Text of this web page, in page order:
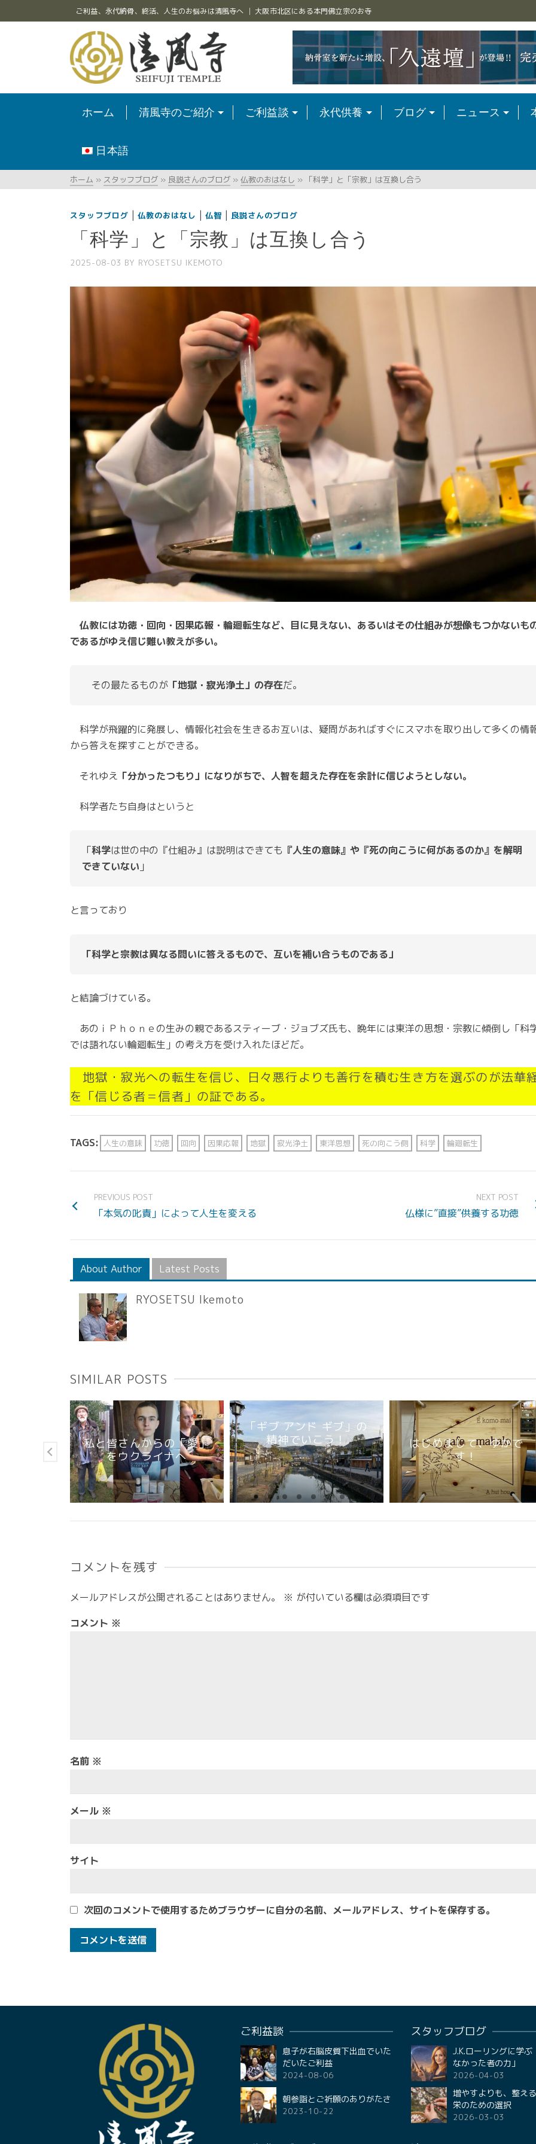
ご利益、永代納骨、終活、人生のお悩みは清風寺へ │ 大阪市北区にある本門佛立宗のお寺
ホーム 清風寺のご紹介 ご利益談 永代供養 ブログ ニュース
日本語
ホーム » スタッフブログ » 良説さんのブログ » 仏教のおはなし » 「科学」と「宗教」は互換し合う
スタッフブログ | 仏教のおはなし | 仏智 | 良説さんのブログ
「科学」と「宗教」は互換し合う
2025-08-03 BY RYOSETSU IKEMOTO
仏教には功徳・回向・因果応報・輪廻転生など、目に見えない、あるいはその仕組みが想像もつかないも
であるがゆえ信じ難い教えが多い。
その最たるものが 「地獄・寂光浄土」の存在だ。
科学が飛躍的に発展し、情報化社会を生きるお互いは、疑問があればすぐにスマホを取り出して多くの情
から答えを探すことができる。
それゆえ 「分かったつもり」になりがちで、人智を超えた存在を余計に信じようとしない。
科学者たち自身はというと
「科学は世の中の『仕組み』は説明はできても 『人生の意味』や『死の向こうに何があるのか』を解明
できていない 」
と言っており
「科学と宗教は異なる問いに答えるもので、互いを補い合うものである」
と結論づけている。
あのｉＰｈｏｎｅの生みの親であるスティーブ・ジョブズ氏も、晩年には東洋の思想・宗教に傾倒し「科
では語れない輪廻転生」の考え方を受け入れたほどだ。
地獄・寂光への転生を信じ、日々悪行よりも善行を積む生き方を選ぶのが法華
を「信じる者＝信者」の証である。
TAGS: 人生の意味 功徳 回向 因果応報 地獄 寂光浄土 東洋思想 死の向こう側 科学 輪廻転生
PREVIOUS POST
「本気の叱責」によって人生を変える
NEXT POST
仏様に”直接”供養する功徳
About Author Latest Posts
RYOSETSU Ikemoto
SIMILAR POSTS
私と皆さんからの「愛」
をウクライナへ
「ギブ アンド ギブ」の
精神でいこう！
はじめまして、ゆかで
す！
コメントを残す
メールアドレスが公開されることはありません。 ※ が付いている欄は必須項目です
コメント ※
名前 ※
メール ※
サイト
次回のコメントで使用するためブラウザーに自分の名前、メールアドレス、サイトを保存する。
ご利益談
息子が右脳皮質下出血でいた
だいたご利益
2024-08-06
朝参詣とご祈願のありがたさ
2023-10-22
スタッフブログ
J.K.ローリングに学ぶ
なかった者の力」
2026-04-03
増やすよりも、整え
栄のための選択
2026-03-03